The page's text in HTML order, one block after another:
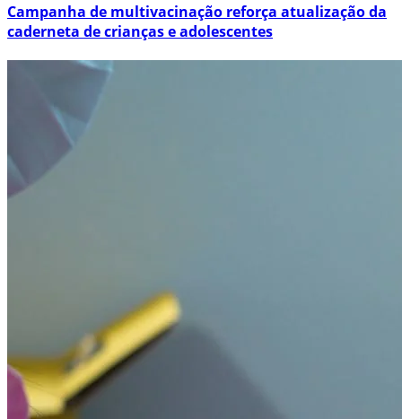
Campanha de multivacinação reforça atualização da
caderneta de crianças e adolescentes